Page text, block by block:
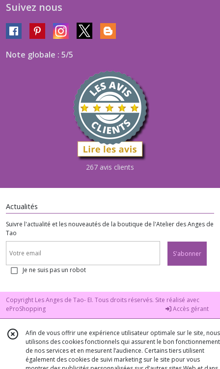
Suivez nous
Note globale : 5/5
267 avis clients
Actualités
Suivre l'actualité et les nouveautés de la boutique de l'Atelier des Anges de
Tao
S'abonner
Je ne suis pas un robot
Copyright Les Anges de Tao- EI. Tous droits réservés. Site réalisé avec
eProShopping
Accès gérant
Afin de vous offrir une expérience utilisateur optimale sur le site, nous
utilisons des cookies fonctionnels qui assurent le bon fonctionnement
de nos services et en mesurent l’audience. Certains tiers utilisent
également des cookies de suivi marketing sur le site pour vous